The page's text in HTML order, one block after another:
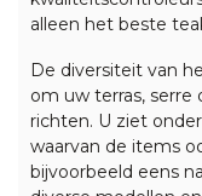
alleen het beste
De diversiteit van
om uw terras, serre
richten. U ziet
waarvan de items
bijvoorbeeld eens